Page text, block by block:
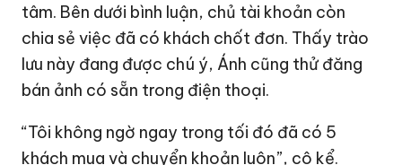
tâm. Bên dưới bình luận, chủ tài khoản còn
chia sẻ việc đã có khách chốt đơn. Thấy trào
lưu này đang được chú ý, Ánh cũng thử đăng
bán ảnh có sẵn trong điện thoại.
“Tôi không ngờ ngay trong tối đó đã có 5
khách mua và chuyển khoản luôn”, cô kể.